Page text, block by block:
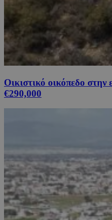
Οικιστικό οικόπεδο στην
€290,000